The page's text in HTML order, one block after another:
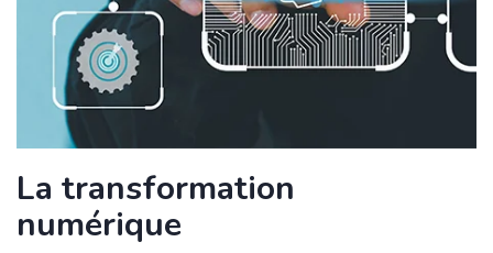
La transformation
numérique